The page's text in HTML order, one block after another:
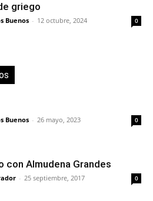
griego
Buenos - 12 octubre, 2024 0
Buenos - 26 mayo, 2023 0
con Almudena Grandes
- 25 septiembre, 2017 0